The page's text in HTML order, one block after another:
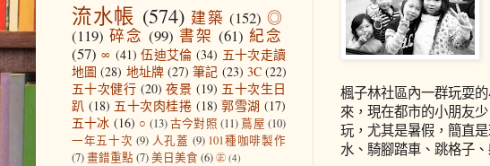
楓子林社區內一群玩耍
來，現在都市的小朋友
玩，尤其是暑假，簡直
水、騎腳踏車、跳格子
流水帳 (574) 建築 (152) ◎
(119) 碎念 (99) 書架 (61) 紀念
(57) ∞ (41) 伍迪艾倫 (34) 五十次走讀
地圖 (28) 地址牌 (27) 筆記 (23) 3C (22)
五十次健行 (20) 夜景 (19) 五十次生日
趴 (18) 五十次肉桂捲 (18) 郭雪湖 (17)
五十冰 (16) ○ (13)古今對照 (11) 蔦屋 (10)
一年五十次 (9) 人孔蓋 (9) 101種咖啡製作
(7)畫錯重點 (7)美日美食 (6) ㊣ (4)